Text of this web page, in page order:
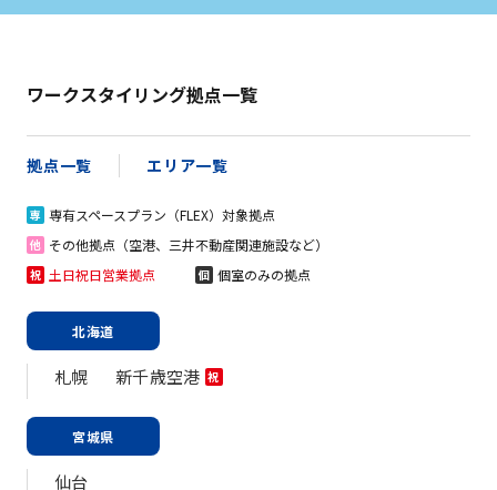
ワークスタイリング拠点一覧
拠点一覧 エリア一覧
専 専有スペースプラン（FLEX）対象拠点
他 その他拠点（空港、三井不動産関連施設など）
祝 土日祝日営業拠点 個 個室のみの拠点
北海道
札幌 新千歳空港 祝
宮城県
仙台